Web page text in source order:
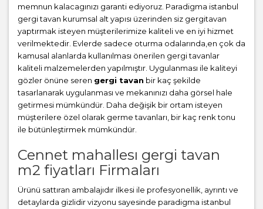
memnun kalacagınızı garanti ediyoruz. Paradigma istanbul
gergi tavan kurumsal alt yapısı üzerinden siz gergitavan
yaptırmak isteyen müşterilerimize kaliteli ve en iyi hizmet
verilmektedir. Evlerde sadece oturma odalarında,en çok da
kamusal alanlarda kullanılması önerilen gergi tavanlar
kaliteli malzemelerden yapılmıştır. Uygulanması ile kaliteyi
gözler önüne seren gergi tavan bir kaç şekilde
tasarlanarak uygulanması ve mekanınızı daha görsel hale
getirmesi mümkündür. Daha değişik bir ortam isteyen
müşterilere özel olarak germe tavanları, bir kaç renk tonu
ile bütünleştirmek mümkündür.
Cennet mahallesı gergi tavan
m2 fiyatları Firmaları
Ürünü sattıran ambalajıdır ilkesi ile profesyonellik, ayrıntı ve
detaylarda gizlidir vizyonu sayesinde paradigma istanbul